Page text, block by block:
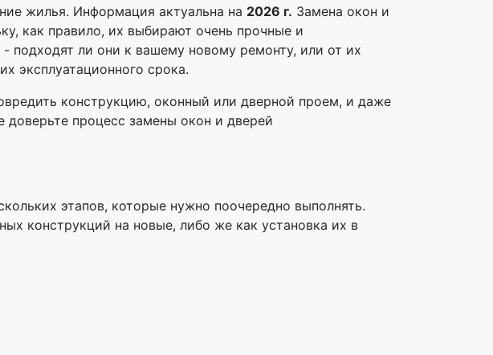
жилья. Информация актуальна на 2026 г. Замена окон и
как правило, их выбирают очень прочные и
подходят ли они к вашему новому ремонту, или от их
эксплуатационного срока.
конструкцию, оконный или дверной проем, и даже
доверьте процесс замены окон и дверей
этапов, которые нужно поочередно выполнять.
конструкций на новые, либо же как установка их в